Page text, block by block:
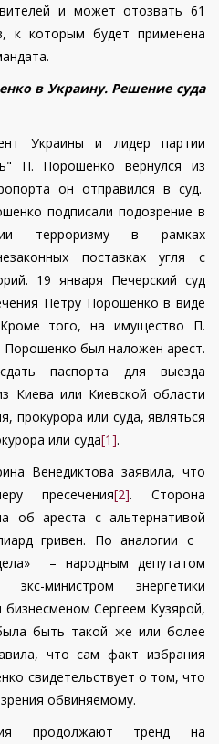
и может отозвать 61
к которым будет применена
в Украину. Решение суда
Украины и лидер партии
П. Порошенко вернулся из
он отправился в суд.
подписали подозрение в
терроризму в рамках
поставках угля с
19 января Печерский суд
Петру Порошенко в виде
того, на имущество П.
был наложен арест.
паспорта для выезда
Киева или Киевской области
прокурора или суда, являться
или суда[1].
Венедиктова заявила, что
пресечения[2]. Сторона
об ареста с альтернативой
гривен. По аналогии с
– народным депутатом
министром энергетики
Сергеем Кузярой,
быть такой же или более
что сам факт избрания
свидетельствует о том, что
обвиняемому.
продолжают тренд на